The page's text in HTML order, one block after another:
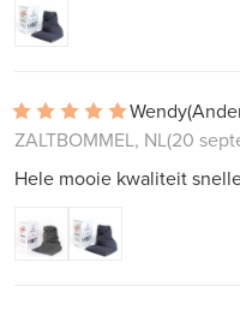
Wendy
ZALTBOMMEL, NL(20
Hele mooie kwaliteit